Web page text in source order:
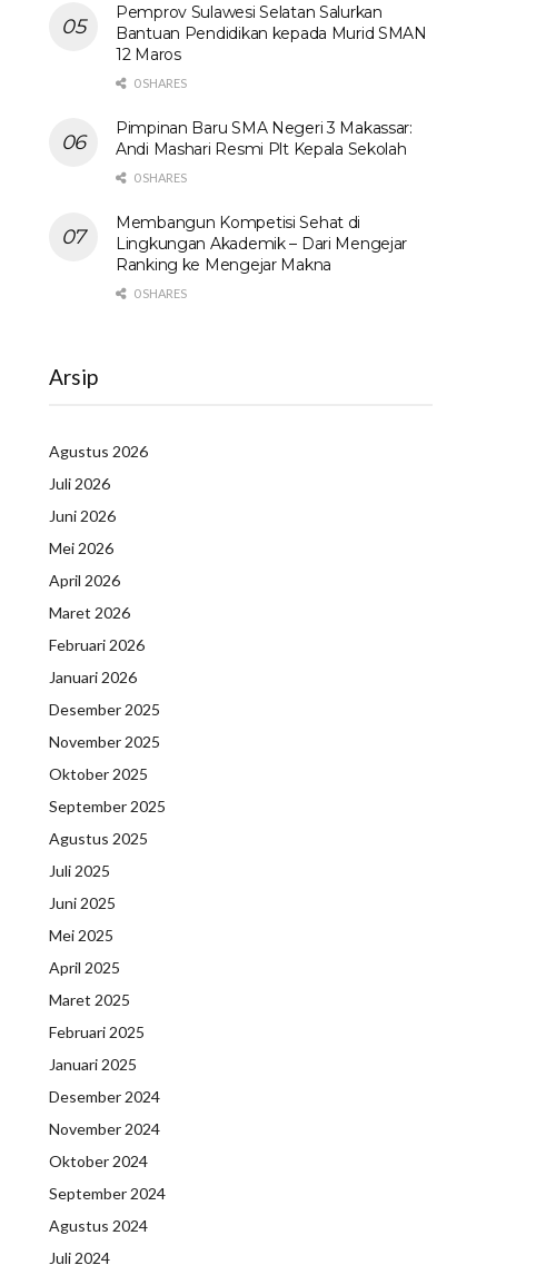
Pemprov Sulawesi Selatan Salurkan
Bantuan Pendidikan kepada Murid SMAN
12 Maros
0 SHARES
Pimpinan Baru SMA Negeri 3 Makassar:
Andi Mashari Resmi Plt Kepala Sekolah
0 SHARES
Membangun Kompetisi Sehat di
Lingkungan Akademik – Dari Mengejar
Ranking ke Mengejar Makna
0 SHARES
Arsip
Agustus 2026
Juli 2026
Juni 2026
Mei 2026
April 2026
Maret 2026
Februari 2026
Januari 2026
Desember 2025
November 2025
Oktober 2025
September 2025
Agustus 2025
Juli 2025
Juni 2025
Mei 2025
April 2025
Maret 2025
Februari 2025
Januari 2025
Desember 2024
November 2024
Oktober 2024
September 2024
Agustus 2024
Juli 2024